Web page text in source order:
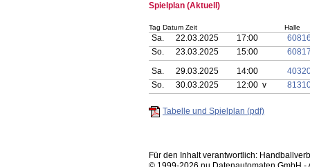
Spielplan (Aktuell)
Tag Datum Zeit Halle
Sa. 22.03.2025 17:00
So.
23.03.2025 15:00
Sa.
29.03.2025 14:00
So.
30.03.2025 12:00 v
Tabelle und Spielplan (pdf)
Für den Inhalt verantwortlich: